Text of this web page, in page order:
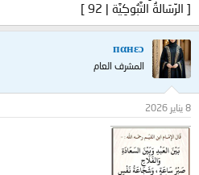
[ الرِّسَالةُ التَّبُوكِيَّة | 92 ]
пαнεɔ
المشرف العام
8 يناير 2026